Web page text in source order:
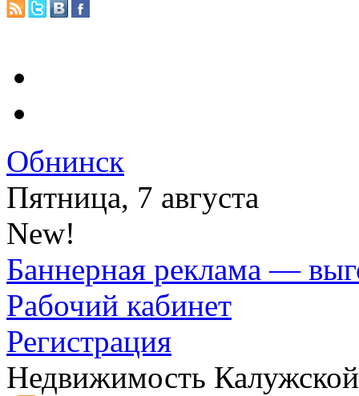
Обнинск
Пятница, 7 августа
New!
Баннерная реклама —
Рабочий кабинет
Регистрация
Недвижимость